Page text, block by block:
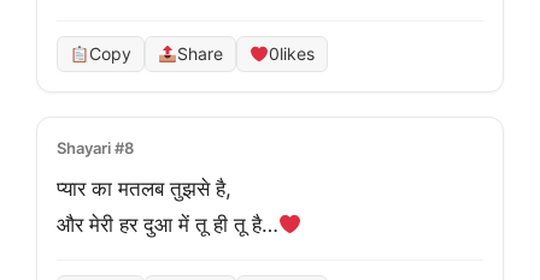
Copy Share 0likes
Shayari #8
प्यार का मतलब तुझसे है,
और मेरी हर दुआ में तू ही तू है…